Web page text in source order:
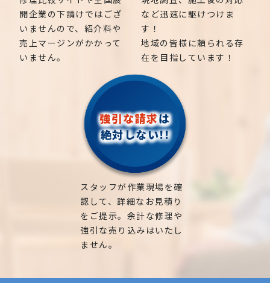
開企業の下請けではござ
いませんので、紹介料や
売上マージンがかかって
いません。
など迅速に駆けつけま
す！
地域の皆様に頼られる存
在を目指しています！
強引な請求は
絶対しない!!
スタッフが作業現場を確
認して、詳細なお見積り
をご提示。余計な修理や
強引な売り込みはいたし
ません。